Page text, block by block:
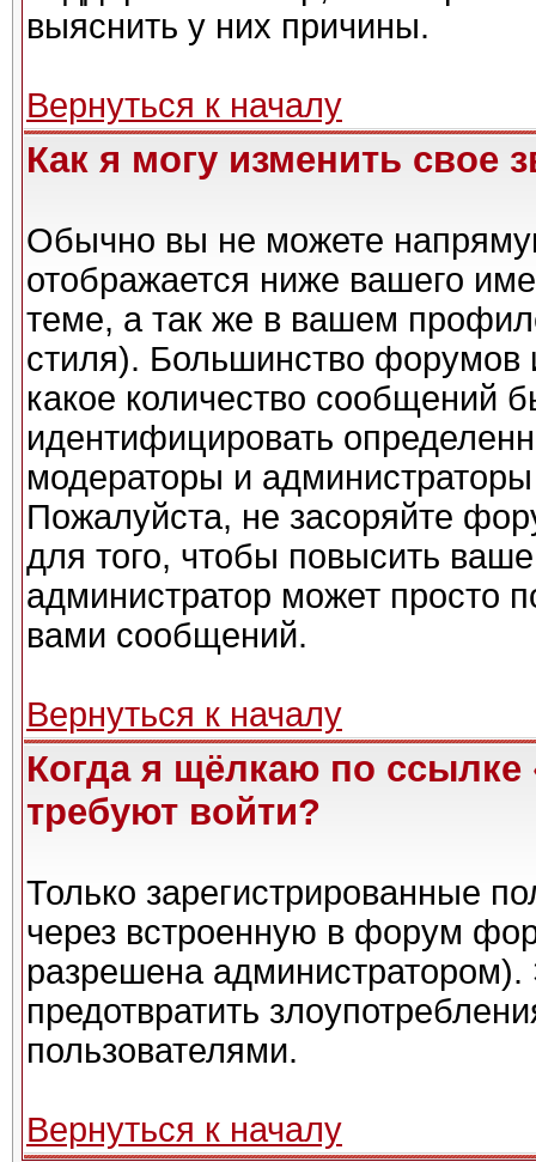
выяснить у них причины.
Вернуться к началу
Как я могу изменить свое
Обычно вы не можете
отображается ниже вашего
теме, а так же в вашем
стиля). Большинство форумов
какое количество сообщений
идентифицировать
модераторы и
Пожалуйста, не засоряйте
для того, чтобы повысить
администратор может просто
вами сообщений.
Вернуться к началу
Когда я щёлкаю по ссылке
требуют войти?
Только зарегистрированные
через встроенную в форум
разрешена
предотвратить
пользователями.
Вернуться к началу